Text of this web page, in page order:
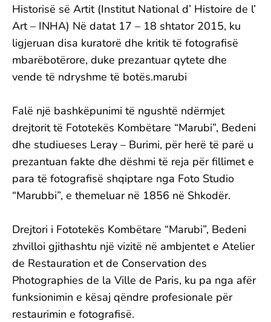
Historisë së Artit (Institut National d’ Histoire de l’
Art – INHA) Në datat 17 – 18 shtator 2015, ku
ligjeruan disa kuratorë dhe kritik të fotografisë
mbarëbotërore, duke prezantuar qytete dhe
vende të ndryshme të botës.marubi
Falë një bashkëpunimi të ngushtë ndërmjet
drejtorit të Fototekës Kombëtare “Marubi”, Bedeni
dhe studiueses Leray – Burimi, për herë të parë u
prezantuan fakte dhe dëshmi të reja për fillimet e
para të fotografisë shqiptare nga Foto Studio
“Marubbi”, e themeluar në 1856 në Shkodër.
Drejtori i Fototekës Kombëtare “Marubi”, Bedeni
zhvilloi gjithashtu një vizitë në ambjentet e Atelier
de Restauration et de Conservation des
Photographies de la Ville de Paris, ku pa nga afër
funksionimin e kësaj qëndre profesionale për
restaurimin e fotografisë.